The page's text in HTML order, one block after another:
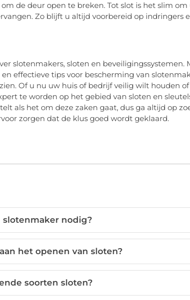
de deur open te breken. Tot slot is het slim om
Zo blijft u altijd voorbereid op indringers
slotenmakers, sloten en beveiligingssystemen.
effectieve tips voor bescherming van
Of u nu uw huis of bedrijf veilig wilt houden of
te worden op het gebied van sloten en
als het om deze zaken gaat, dus ga altijd op
zorgen dat de klus goed wordt geklaard.
slotenmaker nodig?
het openen van sloten?
soorten sloten?